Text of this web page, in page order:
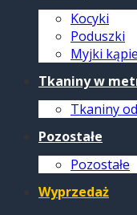
Kocyki
Poduszki
Myjki
Tkaniny w
Tkaniny
Pozostałe
Pozostałe
Wyprzedaż